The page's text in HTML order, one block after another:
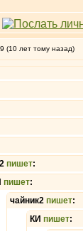
(10 лет тому назад)
пишет:
пишет:
чайник2 пишет:
КИ пишет: